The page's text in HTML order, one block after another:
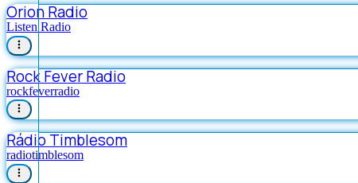
Orion Radio
Listen Radio
Rock Fever Radio
rockfeverradio
Rádio Timblesom
radiotimblesom